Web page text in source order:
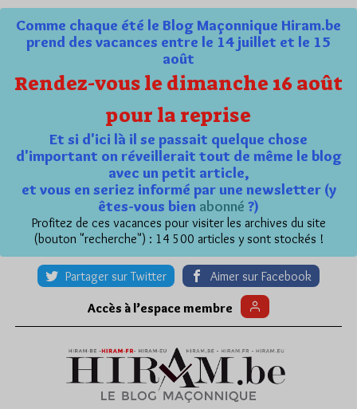
Comme chaque été le Blog Maçonnique Hiram.be
prend des vacances entre le 14 juillet et le 15
août
Rendez-vous le dimanche 16 août
pour la reprise
Et si d'ici là il se passait quelque chose
d'important on réveillerait tout de même le blog
avec un petit article,
et vous en seriez informé par une newsletter (y
êtes-vous bien abonné ?)
Profitez de ces vacances pour visiter les archives du site
(bouton "recherche") : 14 500 articles y sont stockés !
Partager sur Twitter Aimer sur Facebook
Accès à l’espace membre